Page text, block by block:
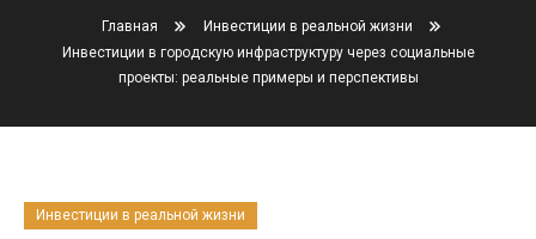
Главная
Инвестиции в реальной жизни
Инвестиции в городскую инфраструктуру через социальные
проекты: реальные примеры и перспективы
Инвестиции в реальной жизни